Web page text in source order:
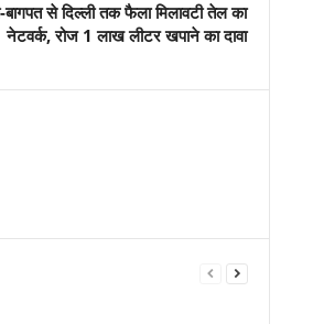
बागपत से दिल्ली तक फैला मिलावटी तेल का
नेटवर्क, रोज 1 लाख लीटर खपाने का दावा